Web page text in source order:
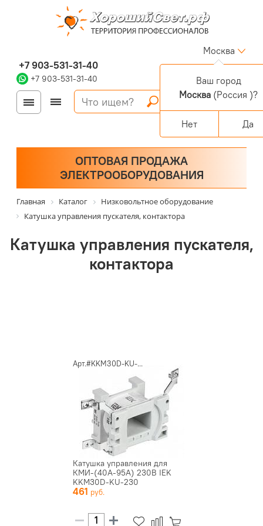
+7 903-531-31-40
+7 903-531-31-40
Москва
Войти
Регистрация
Корзина
0 позиций
Персональный раздел
ОПТОВАЯ ПРОДАЖА
ЭЛЕКТРООБОРУДОВАНИЯ
Главная Каталог
Низковольтное оборудование
Катушка управления пускателя, контактора
Катушка управления пускателя,
контактора
Арт.#KKM30D-KU-...
Катушка управления для
КМИ-(40А-95А) 230В IEK
KKM30D-KU-230
461
Ваш город
Москва (Россия )?
Нет Да